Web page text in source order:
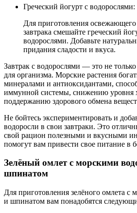
Греческий йогурт с водорослями:
Для приготовления освежающего
завтрака смешайте греческий
водорослями. Добавьте
придания сладости и вкуса.
Завтрак с водорослями — это не
для организма. Морские растения
минералами и антиоксидантами,
иммунной системы, снижению уровня
поддержанию здорового обмена
Не бойтесь экспериментировать и
водоросли в свои завтраки. Это
свой рацион полезными и вкусными
помогут вам привести свое питание в
Зелёный омлет с морскими
шпинатом
Для приготовления зелёного омлета с
и шпинатом вам понадобятся